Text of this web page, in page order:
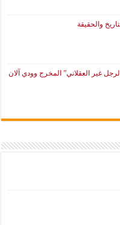
غير العقلاني” المخرج وودي آلان